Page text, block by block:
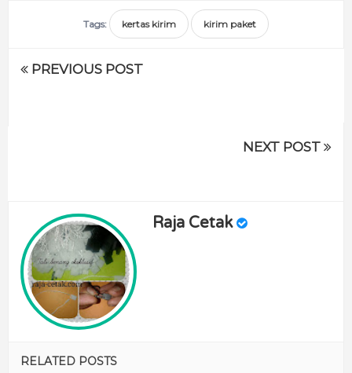
Tags: kertas kirim kirim paket
PREVIOUS POST
NEXT POST
Raja Cetak
RELATED POSTS